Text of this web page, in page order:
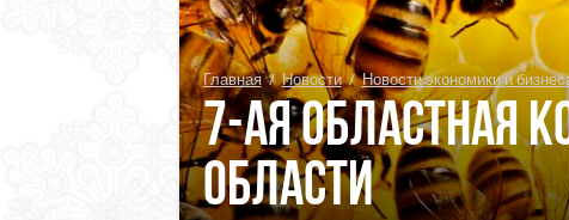
Главная / Новости / Новости экономики и
7-ая областная
области